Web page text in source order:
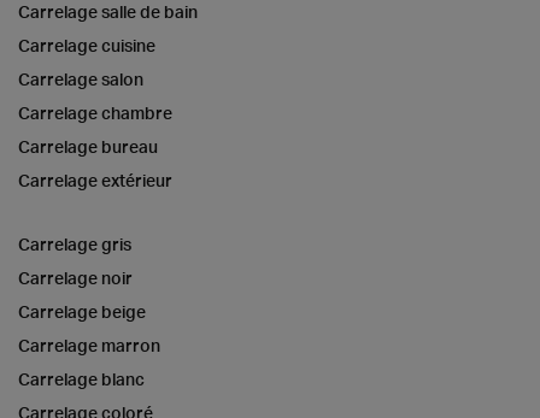
Carrelage salle de bain
Carrelage cuisine
Carrelage salon
Carrelage chambre
Carrelage bureau
Carrelage extérieur
Carrelage gris
Carrelage noir
Carrelage beige
Carrelage marron
Carrelage blanc
Carrelage coloré